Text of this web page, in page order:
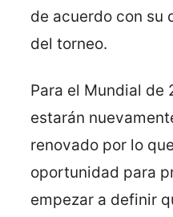
de acuerdo con su
del torneo.
Para el Mundial de
estarán
renovado por lo
oportunidad para
empezar a definir